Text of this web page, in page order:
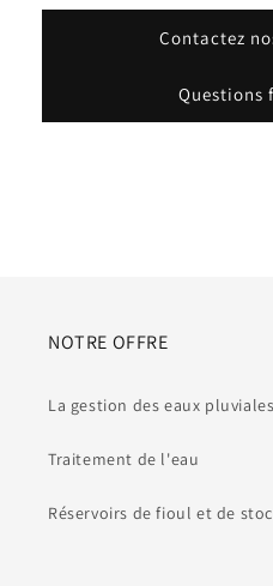
Contactez
Questions
NOTRE OFFRE
La gestion des eaux pluviales
Traitement de l'eau
Réservoirs de fioul et de